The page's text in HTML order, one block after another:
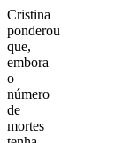
Cristina
ponderou
que,
embora
o
número
de
mortes